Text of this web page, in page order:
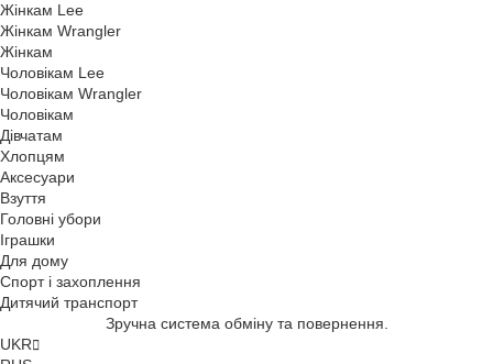
Жінкам Lee
Жінкам Wrangler
Жінкам
Чоловікам Lee
Чоловікам Wrangler
Чоловікам
Дівчатам
Хлопцям
Аксесуари
Взуття
Головні убори
Іграшки
Для дому
Спорт і захоплення
Дитячий транспорт
Зручна система обміну та повернення.
UKR